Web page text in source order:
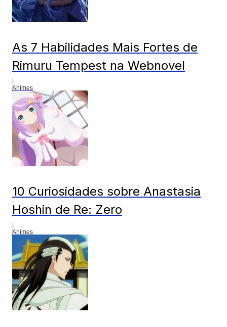
As 7 Habilidades Mais Fortes de
Rimuru Tempest na Webnovel
Animes
10 Curiosidades sobre Anastasia
Hoshin de Re: Zero
Animes